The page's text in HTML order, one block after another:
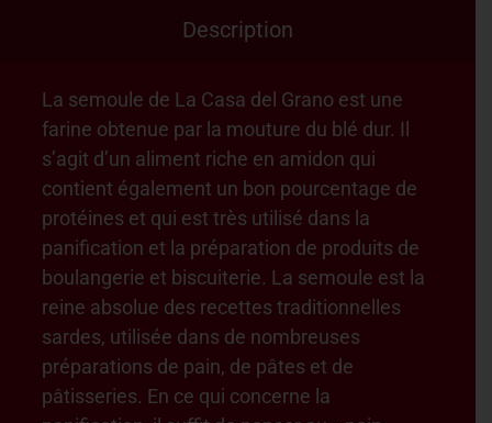
Description
La semoule de La Casa del Grano est une
farine obtenue par la mouture du blé dur. Il
s’agit d’un aliment riche en amidon qui
contient également un bon pourcentage de
protéines et qui est très utilisé dans la
panification et la préparation de produits de
boulangerie et biscuiterie. La semoule est la
reine absolue des recettes traditionnelles
sardes, utilisée dans de nombreuses
préparations de pain, de pâtes et de
pâtisseries. En ce qui concerne la